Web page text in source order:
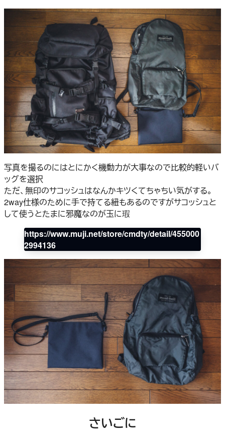
写真を撮るのにはとにかく機動力が大事なので比較的軽いバ
ッグを選択
ただ、無印のサコッシュはなんかキツくてちゃちい気がする。
2way仕様のために手で持てる紐もあるのですがサコッシュと
して使うとたまに邪魔なのが玉に瑕
https://www.muji.net/store/cmdty/detail/455000
2994136
さいごに